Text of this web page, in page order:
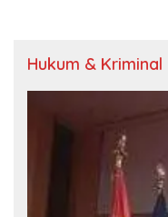
Hukum & Kriminal